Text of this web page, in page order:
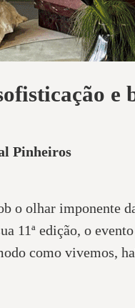
e
Pinheiros
o olhar imponente
11ª edição, o
como vivemos,